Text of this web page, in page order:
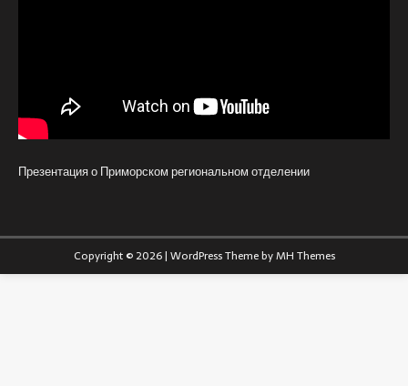
Презентация о Приморском региональном отделении
Copyright © 2026 | WordPress Theme byMH Themes